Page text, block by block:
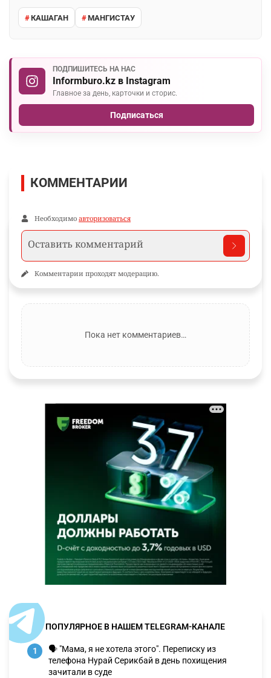
КАШАГАН МАНГИСТАУ
ПОДПИШИТЕСЬ НА НАС
Informburo.kz в Instagram
Главное за день, карточки и сторис.
Подписаться
КОММЕНТАРИИ
Необходимо авторизоваться
Комментарии проходят модерацию.
Пока нет комментариев…
ПОПУЛЯРНОЕ В НАШЕМ TELEGRAM-КАНАЛЕ
1
🗣 "Мама, я не хотела этого". Переписку из
телефона Нурай Серикбай в день похищения
зачитали в суде